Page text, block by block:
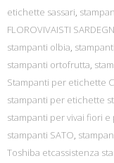
etichette sassari,
FLOROVIVAISTI
stampanti olbia,
stampanti ortofrutta,
Stampanti per etichette
stampanti per etichette
stampanti per vivai fiori e
stampanti SATO,
Toshiba etcassistenza